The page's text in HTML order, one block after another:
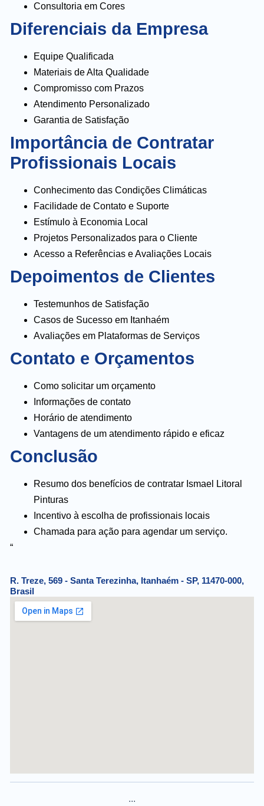
Consultoria em Cores
Diferenciais da Empresa
Equipe Qualificada
Materiais de Alta Qualidade
Compromisso com Prazos
Atendimento Personalizado
Garantia de Satisfação
Importância de Contratar
Profissionais Locais
Conhecimento das Condições Climáticas
Facilidade de Contato e Suporte
Estímulo à Economia Local
Projetos Personalizados para o Cliente
Acesso a Referências e Avaliações Locais
Depoimentos de Clientes
Testemunhos de Satisfação
Casos de Sucesso em Itanhaém
Avaliações em Plataformas de Serviços
Contato e Orçamentos
Como solicitar um orçamento
Informações de contato
Horário de atendimento
Vantagens de um atendimento rápido e eficaz
Conclusão
Resumo dos benefícios de contratar Ismael Litoral
Pinturas
Incentivo à escolha de profissionais locais
Chamada para ação para agendar um serviço.
“
R. Treze, 569 - Santa Terezinha, Itanhaém - SP, 11470-000,
Brasil
...